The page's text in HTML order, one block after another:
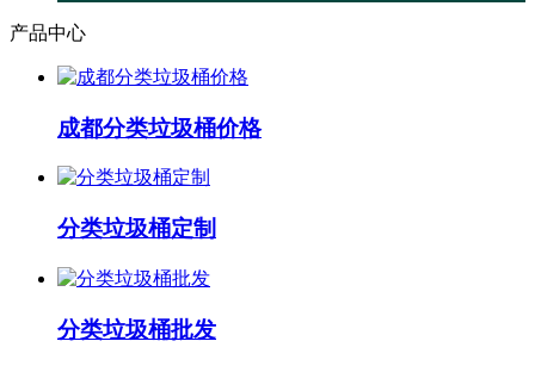
产品中心
成都分类垃圾桶价格
分类垃圾桶定制
分类垃圾桶批发